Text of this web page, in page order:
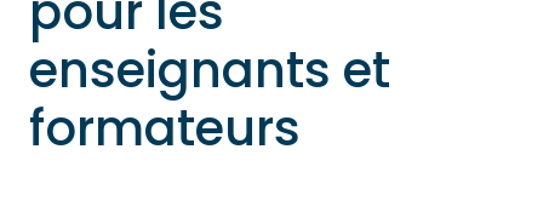
enseignants et
formateurs